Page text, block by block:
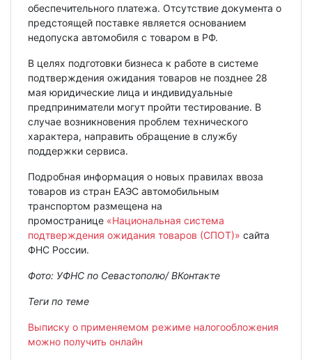
обеспечительного платежа. Отсутствие документа о
предстоящей поставке является основанием
недопуска автомобиля с товаром в РФ.
В целях подготовки бизнеса к работе в системе
подтверждения ожидания товаров не позднее 28
мая юридические лица и индивидуальные
предприниматели могут пройти тестирование. В
случае возникновения проблем технического
характера, направить обращение в службу
поддержки сервиса.
Подробная информация о новых правилах ввоза
товаров из стран ЕАЭС автомобильным
транспортом размещена на
промостранице «Национальная система
подтверждения ожидания товаров (СПОТ)» сайта
ФНС России.
Фото: УФНС по Севастополю/ ВКонтакте
Теги по теме
Выписку о применяемом режиме налогообложения
можно получить онлайн